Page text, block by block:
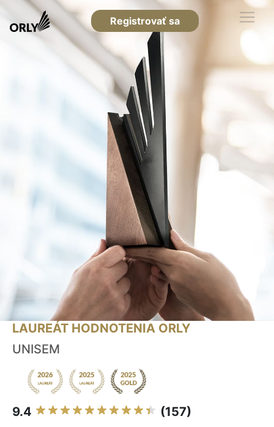
Registrovať sa
LAUREÁT HODNOTENIA ORLY
UNISEM
9.4 (157)